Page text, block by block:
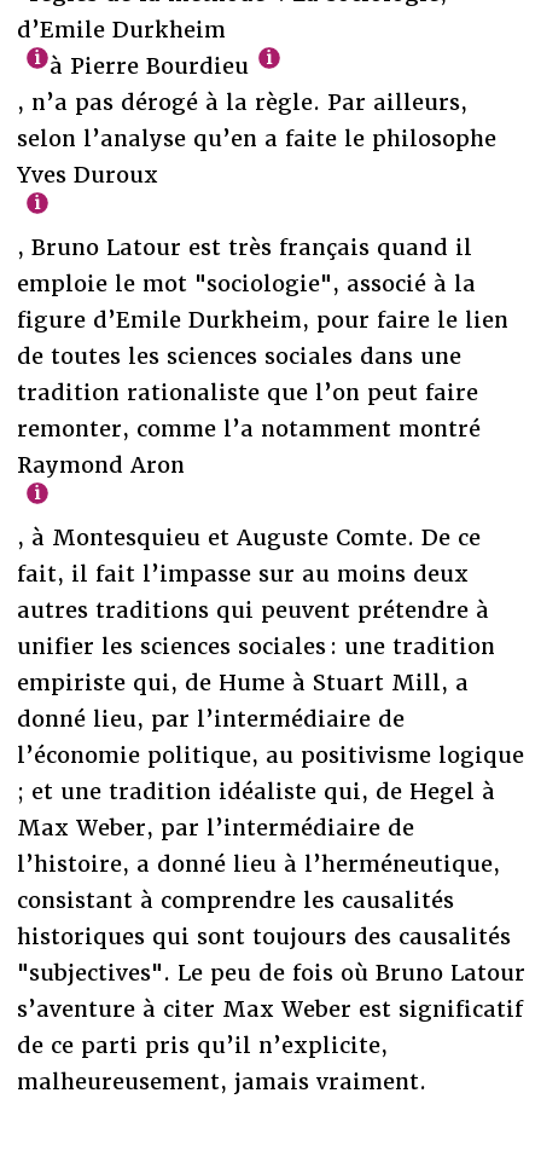
d’Emile Durkheim
à Pierre Bourdieu
, n’a pas dérogé à la règle. Par ailleurs,
selon l’analyse qu’en a faite le philosophe
Yves Duroux
, Bruno Latour est très français quand il
emploie le mot "sociologie", associé à la
figure d’Emile Durkheim, pour faire le lien
de toutes les sciences sociales dans une
tradition rationaliste que l’on peut faire
remonter, comme l’a notamment montré
Raymond Aron
, à Montesquieu et Auguste Comte. De ce
fait, il fait l’impasse sur au moins deux
autres traditions qui peuvent prétendre à
unifier les sciences sociales : une tradition
empiriste qui, de Hume à Stuart Mill, a
donné lieu, par l’intermédiaire de
l’économie politique, au positivisme logique
; et une tradition idéaliste qui, de Hegel à
Max Weber, par l’intermédiaire de
l’histoire, a donné lieu à l’herméneutique,
consistant à comprendre les causalités
historiques qui sont toujours des causalités
"subjectives". Le peu de fois où Bruno Latour
s’aventure à citer Max Weber est significatif
de ce parti pris qu’il n’explicite,
malheureusement, jamais vraiment.